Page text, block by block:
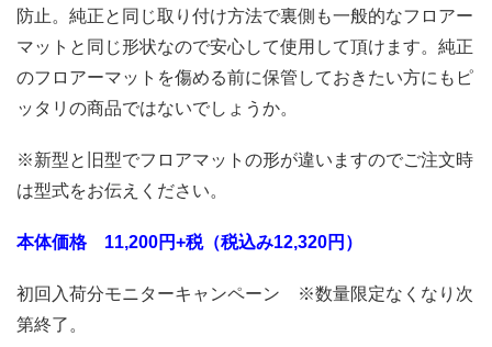
防止。純正と同じ取り付け方法で裏側も一般的なフロアー
マットと同じ形状なので安心して使用して頂けます。純正
のフロアーマットを傷める前に保管しておきたい方にもピ
ッタリの商品ではないでしょうか。
※新型と旧型でフロアマットの形が違いますのでご注文時
は型式をお伝えください。
本体価格 11,200円+税（税込み12,320円）
初回入荷分モニターキャンペーン ※数量限定なくなり次
第終了。